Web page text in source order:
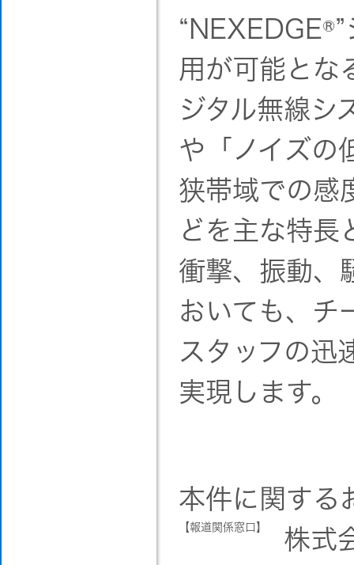
“NEXEDGE®
用が可能とな
ジタル無線シ
や「ノイズの
狭帯域での感
どを主な特長
衝撃、振動、
おいても、チ
スタッフの迅
実現します。
本件に関する
【報道関係窓口】
株式